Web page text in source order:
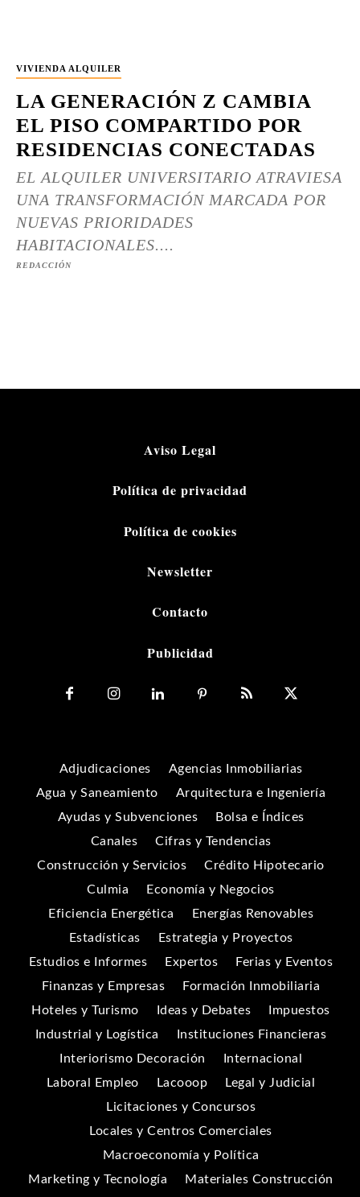
VIVIENDA ALQUILER
LA GENERACIÓN Z CAMBIA
EL PISO COMPARTIDO POR
RESIDENCIAS CONECTADAS
EL ALQUILER UNIVERSITARIO ATRAVIESA
UNA TRANSFORMACIÓN MARCADA POR
NUEVAS PRIORIDADES
HABITACIONALES....
REDACCIÓN
Aviso Legal
Política de privacidad
Política de cookies
Newsletter
Contacto
Publicidad
Adjudicaciones
Agencias Inmobiliarias
Agua y Saneamiento
Arquitectura e Ingeniería
Ayudas y Subvenciones
Bolsa e Índices
Canales
Cifras y Tendencias
Construcción y Servicios
Crédito Hipotecario
Culmia
Economía y Negocios
Eficiencia Energética
Energías Renovables
Estadísticas
Estrategia y Proyectos
Estudios e Informes
Expertos
Ferias y Eventos
Finanzas y Empresas
Formación Inmobiliaria
Hoteles y Turismo
Ideas y Debates
Impuestos
Industrial y Logística
Instituciones Financieras
Interiorismo Decoración
Internacional
Laboral Empleo
Lacooop
Legal y Judicial
Licitaciones y Concursos
Locales y Centros Comerciales
Macroeconomía y Política
Marketing y Tecnología
Materiales Construcción